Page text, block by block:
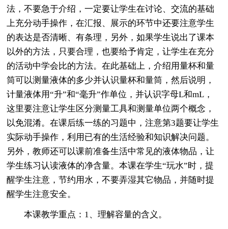
法，不要急于介绍，一定要让学生在讨论、交流的基础
上充分动手操作，在汇报、展示的环节中还要注意学生
的表达是否清晰、有条理，另外，如果学生说出了课本
以外的方法，只要合理，也要给予肯定，让学生在充分
的活动中学会比的方法。在此基础上，介绍用量杯和量
筒可以测量液体的多少并认识量杯和量筒，然后说明，
计量液体用“升”和“毫升”作单位，并认识字母L和mL，
这里要注意让学生区分测量工具和测量单位两个概念，
以免混淆。在课后练一练的习题中，注意第3题要让学生
实际动手操作，利用已有的生活经验和知识解决问题。
另外，教师还可以课前准备生活中常见的液体物品，让
学生练习认读液体的净含量。本课在学生“玩水”时，提
醒学生注意，节约用水，不要弄湿其它物品，并随时提
醒学生注意安全。
本课教学重点：1、理解容量的含义。